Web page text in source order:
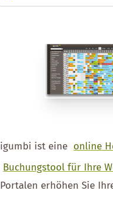
igumbi ist eine online
Buchungstool für Ihre
Portalen erhöhen Sie